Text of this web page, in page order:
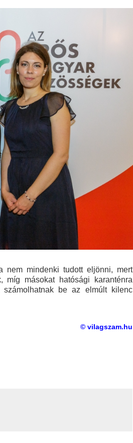
nem mindenki tudott eljönni, mert
míg másokat hatósági karanténra
számolhatnak be az elmúlt kilenc
© vilagszam.hu